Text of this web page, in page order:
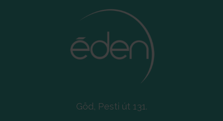
Göd, Pesti út 131.